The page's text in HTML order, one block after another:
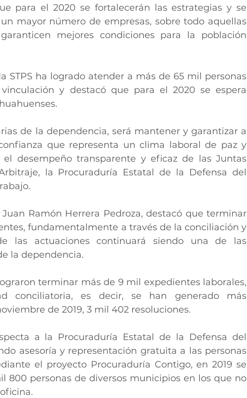
para el 2020 se fortalecerán las estrategias y se
mayor número de empresas, sobre todo aquellas
mejores condiciones para la población
STPS ha logrado atender a más de 65 mil personas
y destacó que para el 2020 se espera
de la dependencia, será mantener y garantizar a
que representa un clima laboral de paz y
desempeño transparente y eficaz de las Juntas
la Procuraduría Estatal de la Defensa del
Juan Ramón Herrera Pedroza, destacó que terminar
fundamentalmente a través de la conciliación y
las actuaciones continuará siendo una de las
la dependencia.
terminar más de 9 mil expedientes laborales,
conciliatoria, es decir, se han generado más
de 2019, 3 mil 402 resoluciones.
a la Procuraduría Estatal de la Defensa del
asesoría y representación gratuita a las personas
el proyecto Procuraduría Contigo, en 2019 se
800 personas de diversos municipios en los que no